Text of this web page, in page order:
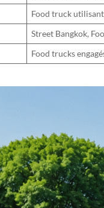
Food truck
Street Bangkok,
Food trucks